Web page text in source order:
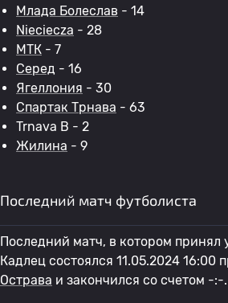
Млада Болеслав - 14
Nieciecza - 28
МТК - 7
Серед - 16
Ягеллония - 30
Спартак Трнава - 63
Trnava B - 2
Жилина - 9
Последний матч футболиста
Последний матч, в котором принял
Кадлец состоялся 11.05.2024 16:00
Острава и закончился со счетом -:-.